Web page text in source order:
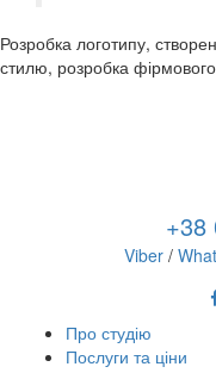
Розробка логотипу,
стилю, розробка
+38
Viber /
Про студію
Послуги та ціни